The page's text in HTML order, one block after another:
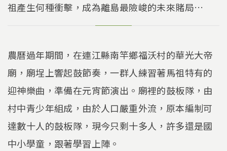
祖產生何種衝擊，成為離島最險峻的未來賭局…
農曆過年期間，在連江縣南竿鄉福沃村的華光大帝
廟，廟埕上響起鼓節奏，一群人練習著馬祖特有的
迎神樂曲，準備在元宵節演出。廟裡的鼓板隊，由
村中青少年組成，由於人口嚴重外流，原本編制可
達數十人的鼓板隊，現今只剩十多人，許多還是國
中小學童，跟著學習上陣。